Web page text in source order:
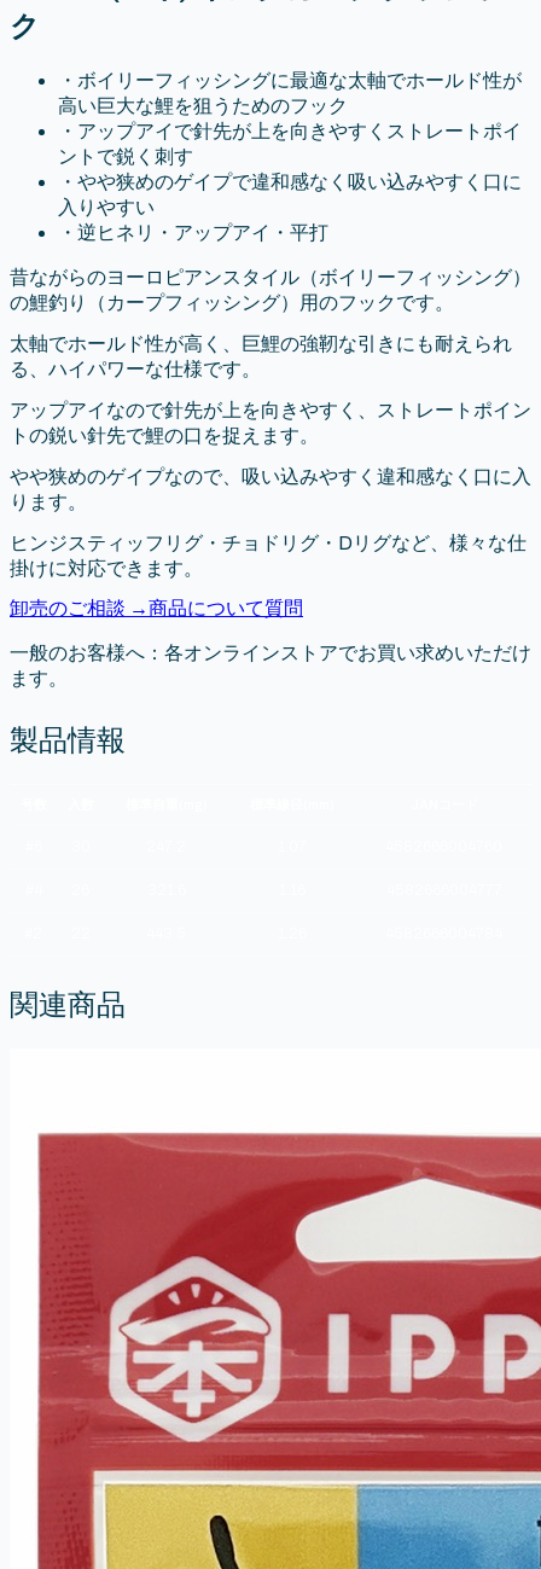
ク
・ ボイリーフィッシングに最適な太軸でホールド性が
高い巨大な鯉を狙うためのフック
・ アップアイで針先が上を向きやすくストレートポイ
ントで鋭く刺す
・ やや狭めのゲイプで違和感なく吸い込みやすく口に
入りやすい
・ 逆ヒネリ・アップアイ・平打
昔ながらのヨーロピアンスタイル（ボイリーフィッシング）
の鯉釣り（カープフィッシング）用のフックです。
太軸でホールド性が高く、巨鯉の強靭な引きにも耐えられ
る、ハイパワーな仕様です。
アップアイなので針先が上を向きやすく、ストレートポイン
トの鋭い針先で鯉の口を捉えます。
やや狭めのゲイプなので、吸い込みやすく違和感なく口に入
ります。
ヒンジスティッフリグ・チョドリグ・Dリグなど、様々な仕
掛けに対応できます。
卸売のご相談 →商品について質問
一般のお客様へ：各オンラインストアでお買い求めいただけ
ます。
製品情報
関連商品